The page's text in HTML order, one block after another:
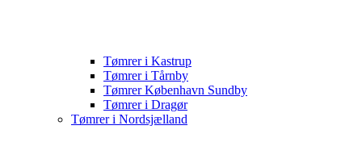
Tømrer i Kastrup
Tømrer i Tårnby
Tømrer København Sundby
Tømrer i Dragør
Tømrer i Nordsjælland